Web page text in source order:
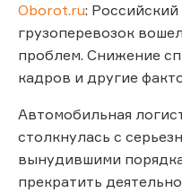
Oborot.ru:
грузоперевозок
проблем. Снижение
кадров и другие
Автомобильная
столкнулась с
вынудившими
прекратить